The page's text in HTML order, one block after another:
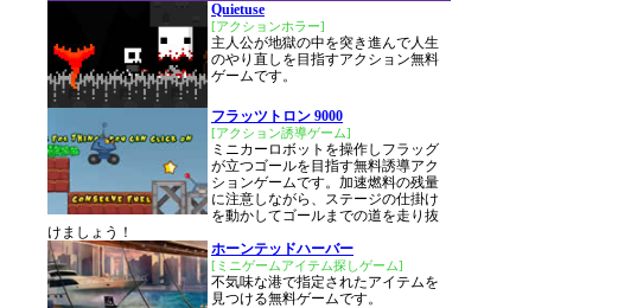
Quietuse
[アクションホラー]
主人公が地獄の中を突き進んで人生
のやり直しを目指すアクション無料
ゲームです。
フラッツトロン 9000
[アクション誘導ゲーム]
ミニカーロボットを操作しフラッグ
が立つゴールを目指す無料誘導アク
ションゲームです。加速燃料の残量
に注意しながら、ステージの仕掛け
を動かしてゴールまでの道を走り抜
けましょう！
ホーンテッドハーバー
[ミニゲームアイテム探しゲーム]
不気味な港で指定されたアイテムを
見つける無料ゲームです。